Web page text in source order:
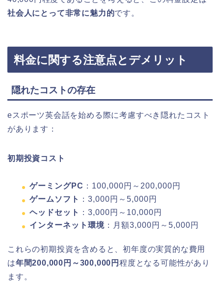
社会人にとって非常に魅力的です。
料金に関する注意点とデメリット
隠れたコストの存在
eスポーツ英会話を始める際に考慮すべき隠れたコスト
があります：
初期投資コスト
ゲーミングPC ：100,000円～200,000円
ゲームソフト
：3,000円～5,000円
ヘッドセット
：3,000円～10,000円
インターネット環境 ：月額3,000円～5,000円
これらの初期投資を含めると、初年度の実質的な費用
は年間200,000円～300,000円程度となる可能性があり
ます。